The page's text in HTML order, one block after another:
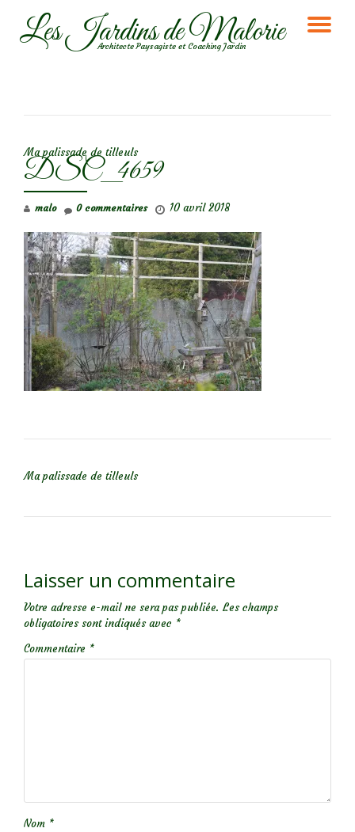
AllerLes Jardins de Malorie
Architecte Paysagiste et Coaching Jardin
Ma palissade de tilleuls
DSC_4659
malo 10 avril 2018
0 commentaires
Ma palissade de tilleuls
Laisser un commentaire
Votre adresse e-mail ne sera pas publiée. Les champs
obligatoires sont indiqués avec *
Commentaire *
Nom *